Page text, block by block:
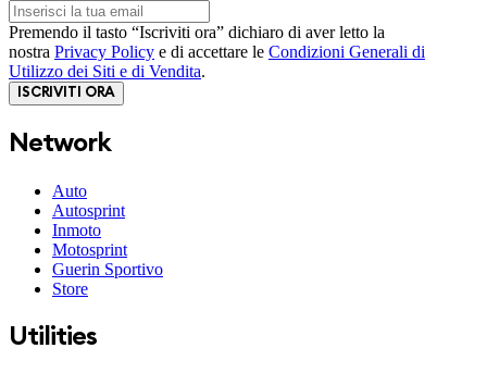
Premendo il tasto “Iscriviti ora” dichiaro di aver letto la
nostra Privacy Policy e di accettare le Condizioni Generali di
Utilizzo dei Siti e di Vendita.
ISCRIVITI ORA
Network
Auto
Autosprint
Inmoto
Motosprint
Guerin Sportivo
Store
Utilities